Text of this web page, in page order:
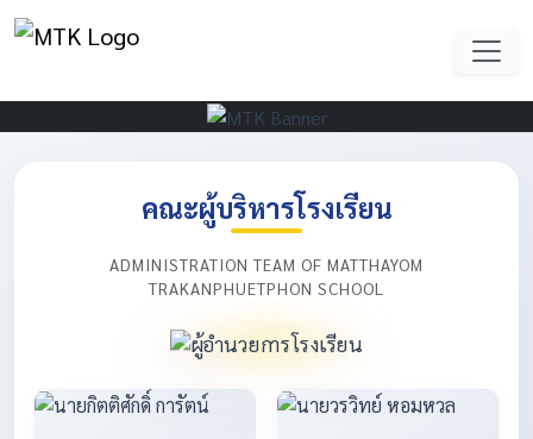
คณะผู้บริหารโรงเรียน
ADMINISTRATION TEAM OF MATTHAYOM
TRAKANPHUETPHON SCHOOL